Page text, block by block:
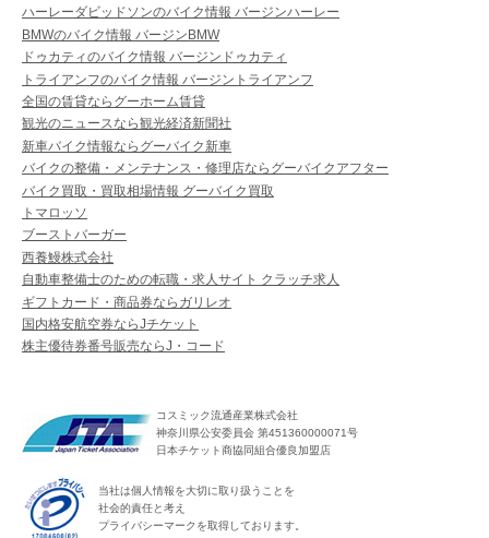
ハーレーダビッドソンのバイク情報 バージンハーレー
BMWのバイク情報 バージンBMW
ドゥカティのバイク情報 バージンドゥカティ
トライアンフのバイク情報 バージントライアンフ
全国の賃貸ならグーホーム賃貸
観光のニュースなら観光経済新聞社
新車バイク情報ならグーバイク新車
バイクの整備・メンテナンス・修理店ならグーバイクアフター
バイク買取・買取相場情報 グーバイク買取
トマロッソ
ブーストバーガー
西養鰻株式会社
自動車整備士のための転職・求人サイト クラッチ求人
ギフトカード・商品券ならガリレオ
国内格安航空券ならJチケット
株主優待券番号販売ならJ・コード
コスミック流通産業株式会社
神奈川県公安委員会 第451360000071号
日本チケット商協同組合優良加盟店
当社は個人情報を大切に取り扱うことを
社会的責任と考え
プライバシーマークを取得しております。